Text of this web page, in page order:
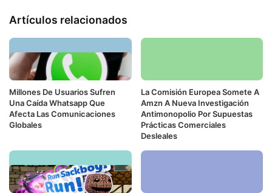
Artículos relacionados
Millones De Usuarios Sufren
Una Caída Whatsapp Que
Afecta Las Comunicaciones
Globales
La Comisión Europea Somete A
Amzn A Nueva Investigación
Antimonopolio Por Supuestas
Prácticas Comerciales
Desleales